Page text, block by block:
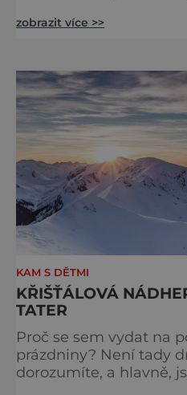
představy. Nízké Tatry jsou druhým
neměli nechat ujít
vodopádu. Jeho výška
možné, že v době vaší
zobrazit více >>
KAM S DĚTMI
KŘIŠŤÁLOVÁ
TATER
Proč se sem vydat na
prázdniny? Není tady
dorozumíte, a hlavně,